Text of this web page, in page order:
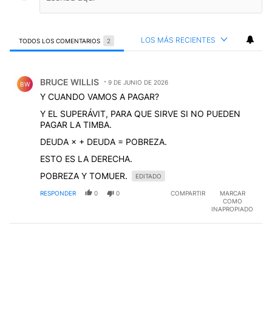
TODOS LOS COMENTARIOS 2 LOS MÁS RECIENTES
BW BRUCE WILLIS 9 DE JUNIO DE 2026
Y CUANDO VAMOS A PAGAR?
Y EL SUPERÁVIT, PARA QUE SIRVE SI NO PUEDEN
PAGAR LA TIMBA.
DEUDA × + DEUDA = POBREZA.
ESTO ES LA DERECHA.
POBREZA Y TOMUER.
EDITADO
RESPONDER 0 0 COMPARTIR
MARCAR
COMO
INAPROPIADO